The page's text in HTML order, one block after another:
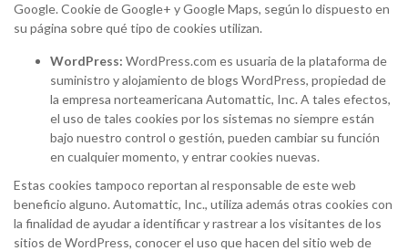
Google. Cookie de Google+ y Google Maps, según lo dispuesto en
su página sobre qué tipo de cookies utilizan.
WordPress: WordPress.com es usuaria de la plataforma de
suministro y alojamiento de blogs WordPress, propiedad de
la empresa norteamericana Automattic, Inc. A tales efectos,
el uso de tales cookies por los sistemas no siempre están
bajo nuestro control o gestión, pueden cambiar su función
en cualquier momento, y entrar cookies nuevas.
Estas cookies tampoco reportan al responsable de este web
beneficio alguno. Automattic, Inc., utiliza además otras cookies con
la finalidad de ayudar a identificar y rastrear a los visitantes de los
sitios de WordPress, conocer el uso que hacen del sitio web de